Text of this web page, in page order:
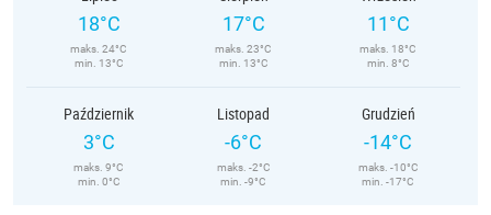
18°C
maks. 24°C
min. 13°C
17°C
maks. 23°C
min. 13°C
11°C
maks. 18°C
min. 8°C
Październik
3°C
maks. 9°C
min. 0°C
Listopad
-6°C
maks. -2°C
min. -9°C
Grudzień
-14°C
maks. -10°C
min. -17°C